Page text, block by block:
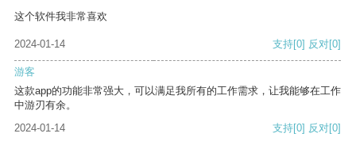
这个软件我非常喜欢
2024-01-14 支持[0] 反对[0]
游客
这款app的功能非常强大，可以满足我所有的工作需求，让我能够在工作
中游刃有余。
2024-01-14
支持[0] 反对[0]